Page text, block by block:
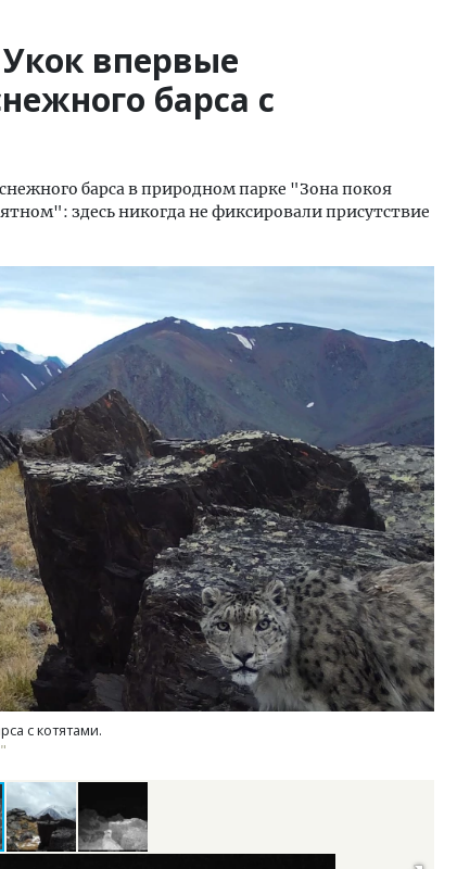
впервые
барса с
барса в природном парке "Зона покоя
здесь никогда не фиксировали присутствие
с котятами.
берега. Гендиректор
инициативы» Юрий
— о том, как девелоперу
на плаву, когда рынок
Архитектурный код
земли. Мощение
плитами становится
стандартом
СТРОИТЕЛЬСТВО